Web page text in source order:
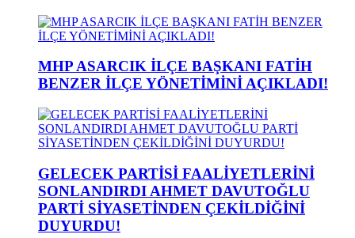
MHP ASARCIK İLÇE BAŞKANI FATİH
BENZER İLÇE YÖNETİMİNİ AÇIKLADI!
GELECEK PARTİSİ FAALİYETLERİNİ
SONLANDIRDI AHMET DAVUTOĞLU
PARTİ SİYASETİNDEN ÇEKİLDİĞİNİ
DUYURDU!